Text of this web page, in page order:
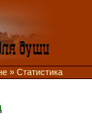
» Статистика